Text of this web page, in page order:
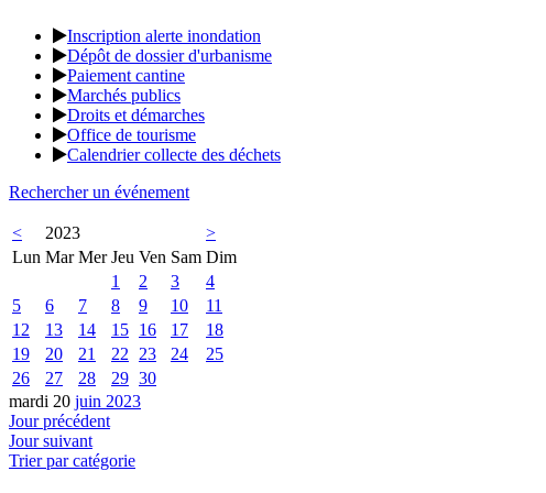
Inscription alerte inondation
Dépôt de dossier d'urbanisme
Paiement cantine
Marchés publics
Droits et démarches
Office de tourisme
Calendrier collecte des déchets
Rechercher un événement
< 2023
>
Lun Mar Mer Jeu Ven Sam Dim
1
2 3
4
5
6 7 8 9 10
11
12
13 14 15 16 17
18
19
20 21 22 23 24
25
26
27 28 29 30
mardi 20 juin 2023
Jour précédent
Jour suivant
Trier par catégorie